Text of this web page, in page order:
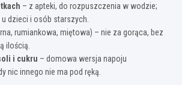
– z apteki, do rozpuszczenia w wodzie;
dzieci i osób starszych.
rumiankowa, miętowa) – nie za gorąca, bez
ilością.
i cukru – domowa wersja napoju
nic innego nie ma pod ręką.